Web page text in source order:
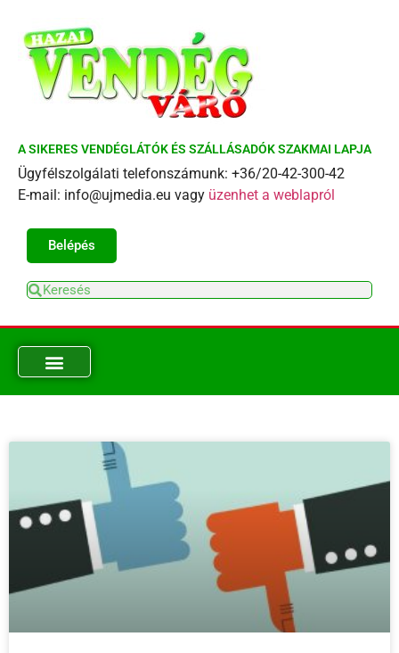
A SIKERES VENDÉGLÁTÓK ÉS SZÁLLÁSADÓK SZAKMAI LAPJA
Ügyfélszolgálati telefonszámunk: +36/20-42-300-42
E-mail: info@ujmedia.eu vagy üzenhet a weblapról
Belépés